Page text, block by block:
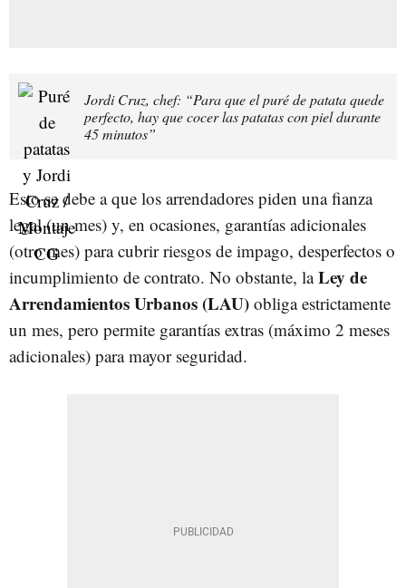
Jordi Cruz, chef: “Para que el puré de patata quede
perfecto, hay que cocer las patatas con piel durante
45 minutos”
Esto se debe a que los arrendadores piden una fianza
legal (un mes) y, en ocasiones, garantías adicionales
(otro mes) para cubrir riesgos de impago, desperfectos o
incumplimiento de contrato. No obstante, laLey de
Arrendamientos Urbanos (LAU) obliga estrictamente
un mes, pero permite garantías extras (máximo 2 meses
adicionales) para mayor seguridad.